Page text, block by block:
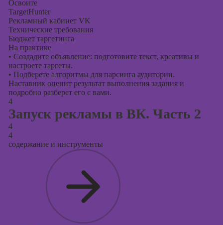
Освоите
TargetHunter
Рекламный кабинет VK
Технические требования
Бюджет таргетинга
На практике
• Создадите объявление: подготовите текст, креативы и
настроете таргеты.
• Подберете алгоритмы для парсинга аудитории.
Наставник оценит результат выполнения задания и
подробно разберет его с вами.
4
Запуск рекламы в ВК. Часть 2
4
4
содержание и инструменты